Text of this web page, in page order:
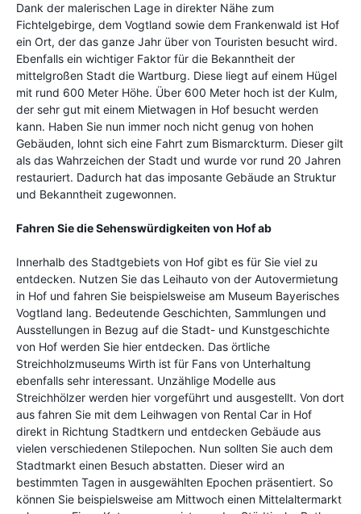
Dank der malerischen Lage in direkter Nähe zum
Fichtelgebirge, dem Vogtland sowie dem Frankenwald ist Hof
ein Ort, der das ganze Jahr über von Touristen besucht wird.
Ebenfalls ein wichtiger Faktor für die Bekanntheit der
mittelgroßen Stadt die Wartburg. Diese liegt auf einem Hügel
mit rund 600 Meter Höhe. Über 600 Meter hoch ist der Kulm,
der sehr gut mit einem Mietwagen in Hof besucht werden
kann. Haben Sie nun immer noch nicht genug von hohen
Gebäuden, lohnt sich eine Fahrt zum Bismarckturm. Dieser gilt
als das Wahrzeichen der Stadt und wurde vor rund 20 Jahren
restauriert. Dadurch hat das imposante Gebäude an Struktur
und Bekanntheit zugewonnen.
Fahren Sie die Sehenswürdigkeiten von Hof ab
Innerhalb des Stadtgebiets von Hof gibt es für Sie viel zu
entdecken. Nutzen Sie das Leihauto von der Autovermietung
in Hof und fahren Sie beispielsweise am Museum Bayerisches
Vogtland lang. Bedeutende Geschichten, Sammlungen und
Ausstellungen in Bezug auf die Stadt- und Kunstgeschichte
von Hof werden Sie hier entdecken. Das örtliche
Streichholzmuseums Wirth ist für Fans von Unterhaltung
ebenfalls sehr interessant. Unzählige Modelle aus
Streichhölzer werden hier vorgeführt und ausgestellt. Von dort
aus fahren Sie mit dem Leihwagen von Rental Car in Hof
direkt in Richtung Stadtkern und entdecken Gebäude aus
vielen verschiedenen Stilepochen. Nun sollten Sie auch dem
Stadtmarkt einen Besuch abstatten. Dieser wird an
bestimmten Tagen in ausgewählten Epochen präsentiert. So
können Sie beispielsweise am Mittwoch einen Mittelaltermarkt